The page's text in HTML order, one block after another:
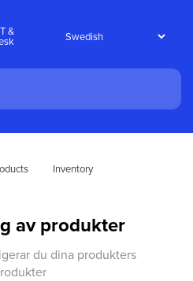
&
Inventory
av produkter
du dina produkters